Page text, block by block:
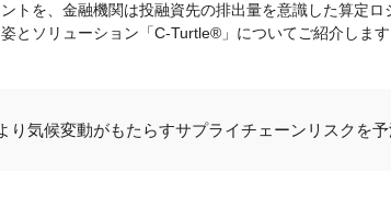
トを、金融機関は投融資先の排出量を意識した算定
とソリューション「C-Turtle®」についてご紹介します
り気候変動がもたらすサプライチェーンリスクを